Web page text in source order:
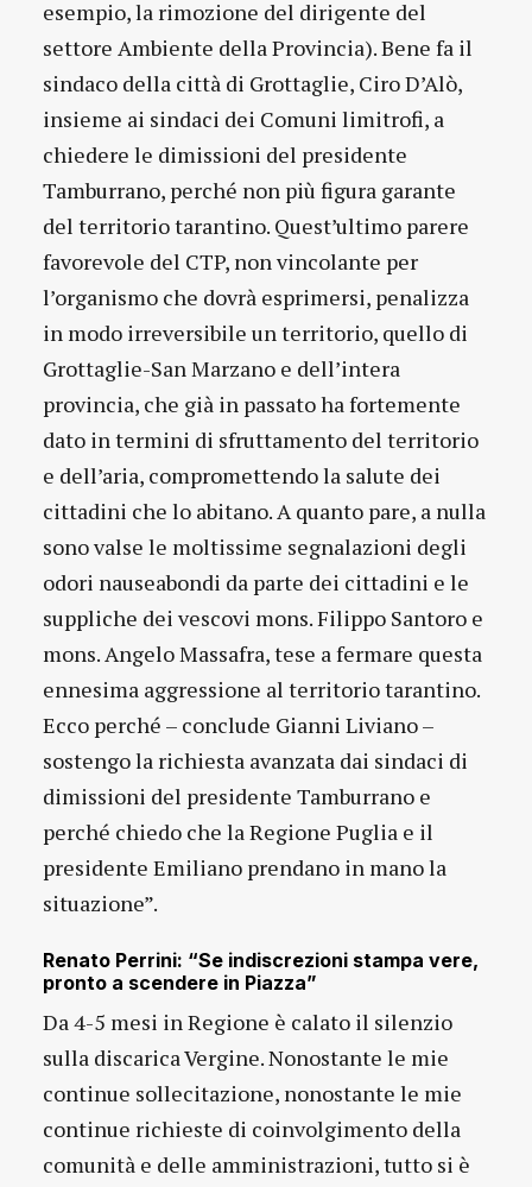
esempio, la rimozione del dirigente del
settore Ambiente della Provincia). Bene fa il
sindaco della città di Grottaglie, Ciro D’Alò,
insieme ai sindaci dei Comuni limitrofi, a
chiedere le dimissioni del presidente
Tamburrano, perché non più figura garante
del territorio tarantino. Quest’ultimo parere
favorevole del CTP, non vincolante per
l’organismo che dovrà esprimersi, penalizza
in modo irreversibile un territorio, quello di
Grottaglie-San Marzano e dell’intera
provincia, che già in passato ha fortemente
dato in termini di sfruttamento del territorio
e dell’aria, compromettendo la salute dei
cittadini che lo abitano. A quanto pare, a nulla
sono valse le moltissime segnalazioni degli
odori nauseabondi da parte dei cittadini e le
suppliche dei vescovi mons. Filippo Santoro e
mons. Angelo Massafra, tese a fermare questa
ennesima aggressione al territorio tarantino.
Ecco perché – conclude Gianni Liviano –
sostengo la richiesta avanzata dai sindaci di
dimissioni del presidente Tamburrano e
perché chiedo che la Regione Puglia e il
presidente Emiliano prendano in mano la
situazione”.
Renato Perrini: “Se indiscrezioni stampa vere,
pronto a scendere in Piazza”
Da 4-5 mesi in Regione è calato il silenzio
sulla discarica Vergine. Nonostante le mie
continue sollecitazione, nonostante le mie
continue richieste di coinvolgimento della
comunità e delle amministrazioni, tutto si è